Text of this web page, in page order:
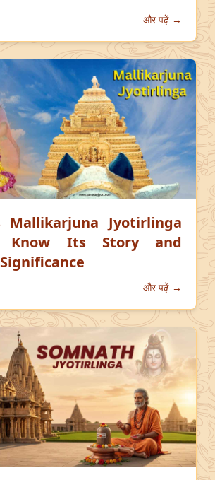
और पढ़ें →
Mallikarjuna Jyotirlinga
Know Its Story and
और पढ़ें →